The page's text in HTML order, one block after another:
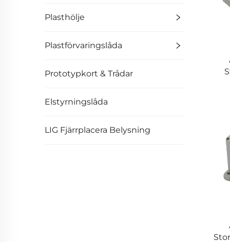
Plasthölje
Plastförvaringslåda
Prototypkort & Trådar
Elstyrningslåda
LIG Fjärrplacera Belysning